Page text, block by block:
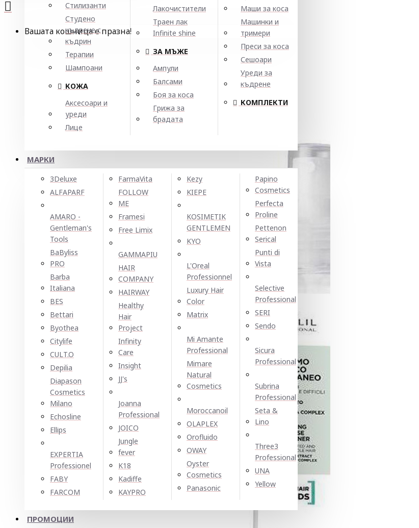
Стилизанти
Студено
къдрене с
къдрин
Терапии
Шампоани
КОЖА
Аксесоари и
уреди
Лице
Лакочистители
Траен лак
Infinite shine
ЗА МЪЖЕ
Ампули
Балсами
Боя за коса
Грижа за
брадата
Маши за коса
Машинки и
тримери
Преси за коса
Сешоари
Уреди за
къдрене
КОМПЛЕКТИ
МАРКИ
3Deluxe
ALFAPARF
AMARO -
Gentleman's
Tools
BaByliss
PRO
Barba
Italiana
BES
Bettari
Byothea
Citylife
CULT.O
Depilia
Diapason
Cosmetics
Milano
Echosline
Ellірѕ
EXPERTIA
Professionel
FABY
FARCOM
FarmaVita
FOLLOW
ME
Framesi
Free Limix
GAMMAPIU
HAIR
COMPANY
HAIRWAY
Healthy
Hair
Project
Infinity
Care
Insight
JJ's
Joanna
Professional
JOICO
Jungle
fever
K18
Kadiffe
KAYPRO
Kezy
KIEPE
KOSIMETIK
GENTLEMEN
KYO
L'Oreal
Professionnel
Luxury Hair
Color
Matrix
Mi Amante
Professional
Mimare
Natural
Cosmetics
Moroccanoil
OLAPLEX
Orofluido
OWAY
Oyster
Cosmetics
Panasonic
Papino
Cosmetics
Perfecta
Proline
Pettenon
Serical
Punti di
Vista
Selective
Professional
SERI
Sendo
Sicura
Professional
Subrina
Professional
Seta &
Lino
Three3
Professional
UNA
Yellow
ПРОМОЦИИ
Вашата кошница е празна!